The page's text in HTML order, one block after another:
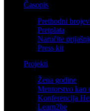
Časopis
Prethodni
Pretplata
Naručite
Press kit
Projekti
Žena godine
Mentorstvo kao
Konferencija
Learn2be